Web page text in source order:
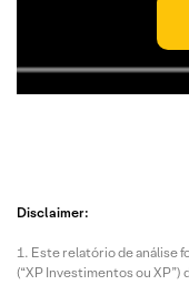
Disclaimer:
Este relatório de análise
(“XP Investimentos ou